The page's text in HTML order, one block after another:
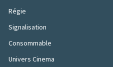
Régie
Signalisation
Consommable
Univers Cinema